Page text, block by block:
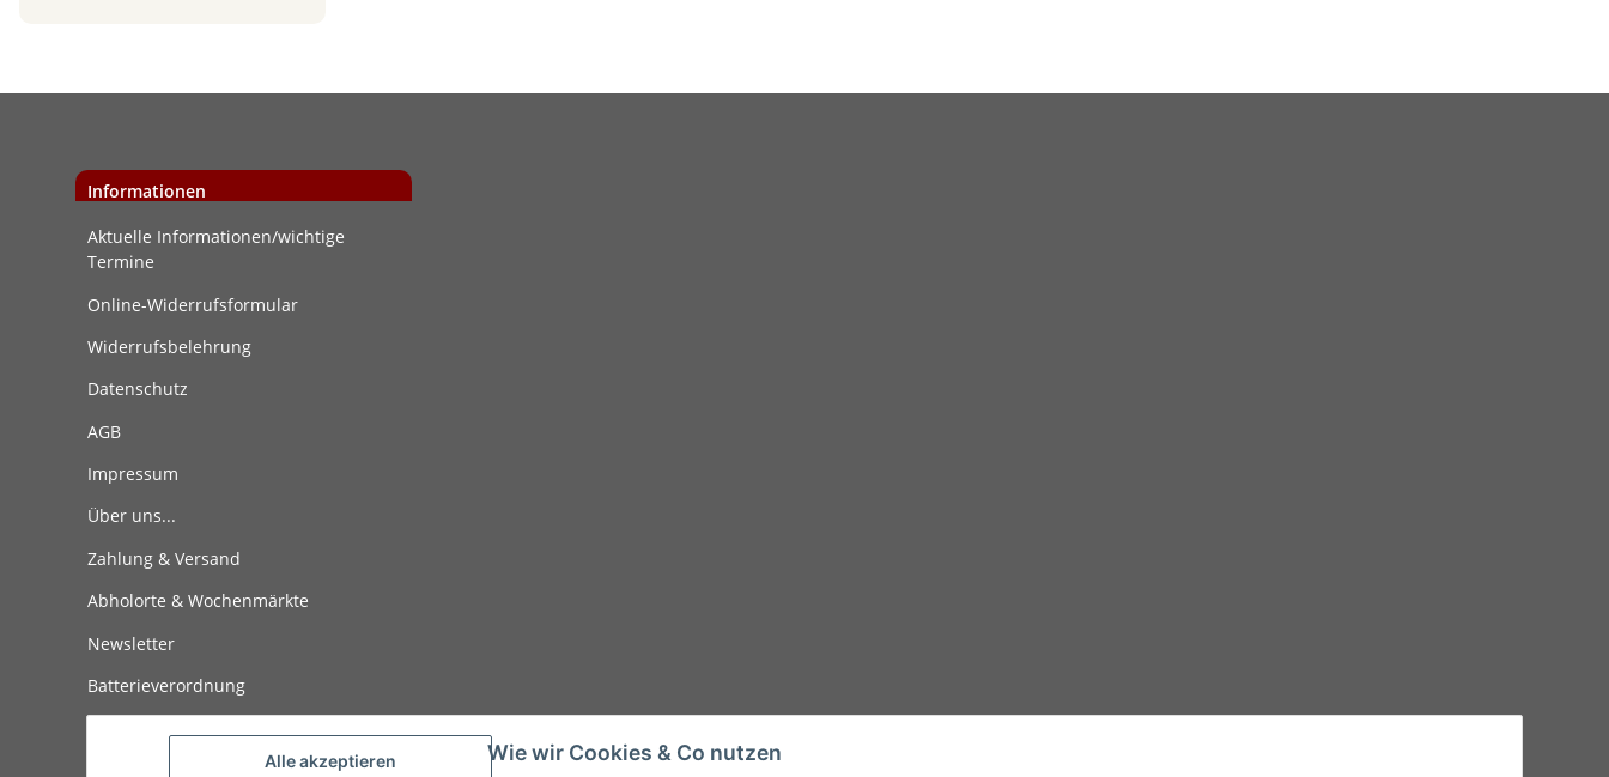
Alle akzeptieren Wie wir Cookies & Co nutzen
Informationen
Aktuelle Informationen/wichtige
Termine
Online-Widerrufsformular
Widerrufsbelehrung
Datenschutz
AGB
Impressum
Über uns...
Zahlung & Versand
Abholorte & Wochenmärkte
Newsletter
Batterieverordnung